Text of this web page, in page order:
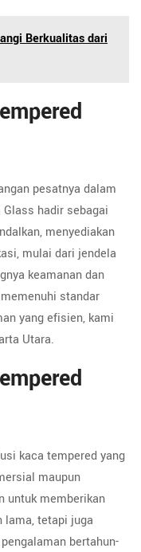
Berkualitas dari
pesatnya dalam
hadir sebagai
menyediakan
mulai dari jendela
keamanan dan
standar
yang efisien, kami
Utara.
kaca tempered yang
maupun
untuk memberikan
lama, tetapi juga
bertahun-